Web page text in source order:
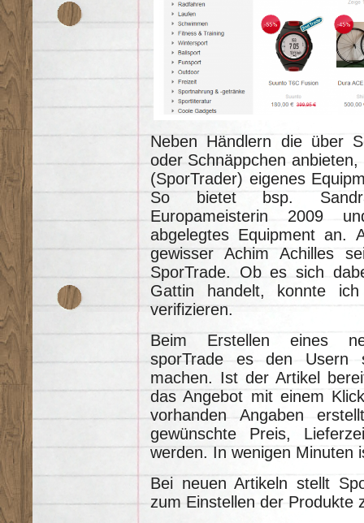
Neben Händlern die über
oder Schnäppchen
(SporTrader) eigenes
So bietet bsp.
Europameisterin 2009
abgelegtes Equipment an.
gewisser Achim Achilles
SporTrade. Ob es sich
Gattin handelt, konnte
verifizieren.
Beim Erstellen eines
sporTrade es den Usern
machen. Ist der Artikel
das Angebot mit einem
vorhanden Angaben
gewünschte Preis,
werden. In wenigen Minuten
Bei neuen Artikeln stellt
zum Einstellen der Produkte